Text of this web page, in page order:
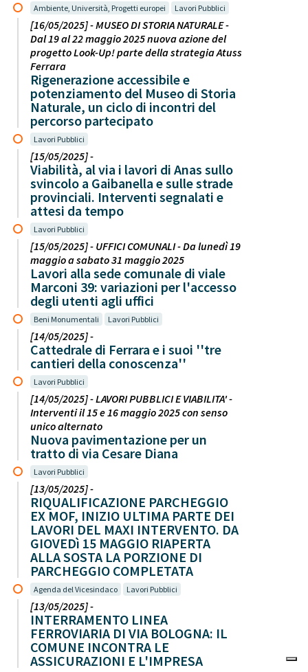
Ambiente, Università, Progetti europei Lavori Pubblici
[16/05/2025] - MUSEO DI STORIA NATURALE -
Dal 19 al 22 maggio 2025 nuova azione del
progetto Look-Up! parte della strategia Atuss
Ferrara
Rigenerazione accessibile e
potenziamento del Museo di Storia
Naturale, un ciclo di incontri del
percorso partecipato
Lavori Pubblici
[15/05/2025] -
Viabilità, al via i lavori di Anas sullo
svincolo a Gaibanella e sulle strade
provinciali. Interventi segnalati e
attesi da tempo
Lavori Pubblici
[15/05/2025] - UFFICI COMUNALI - Da lunedì 19
maggio a sabato 31 maggio 2025
Lavori alla sede comunale di viale
Marconi 39: variazioni per l'accesso
degli utenti agli uffici
Beni Monumentali Lavori Pubblici
[14/05/2025] -
Cattedrale di Ferrara e i suoi ''tre
cantieri della conoscenza''
Lavori Pubblici
[14/05/2025] - LAVORI PUBBLICI E VIABILITA' -
Interventi il 15 e 16 maggio 2025 con senso
unico alternato
Nuova pavimentazione per un
tratto di via Cesare Diana
Lavori Pubblici
[13/05/2025] -
RIQUALIFICAZIONE PARCHEGGIO
EX MOF, INIZIO ULTIMA PARTE DEI
LAVORI DEL MAXI INTERVENTO. DA
GIOVEDì 15 MAGGIO RIAPERTA
ALLA SOSTA LA PORZIONE DI
PARCHEGGIO COMPLETATA
Agenda del Vicesindaco Lavori Pubblici
[13/05/2025] -
INTERRAMENTO LINEA
FERROVIARIA DI VIA BOLOGNA: IL
COMUNE INCONTRA LE
ASSICURAZIONI E L'IMPRESA